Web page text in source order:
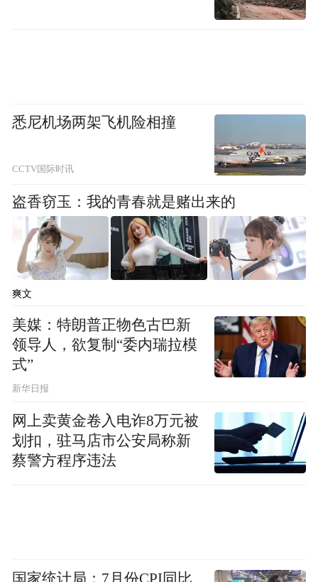
▲被雨水浸泡的玉米地
【争分夺秒烘干】
机农垦发展中心工作人员朱自欣接受大象新
悉尼机场两架飞机险相撞
CCTV国际时讯
盗香窃玉：我的青春就是赌出来的
爽文
美媒：特朗普正物色古巴新
领导人，欲复制“委内瑞拉模
式”
新华日报
网上卖黄金卷入电诈8万元被
划扣，驻马店市公安局称新
蔡警方程序违法
国家统计局：7月份CPI同比